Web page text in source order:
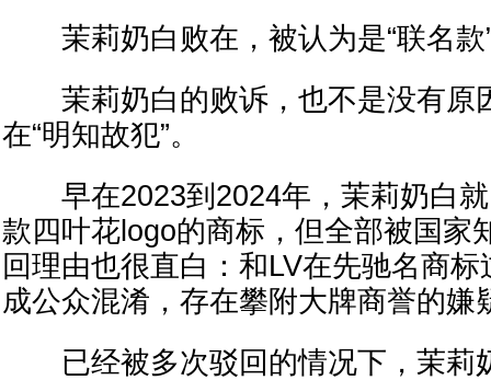
茉莉奶白败在，被认为是“联名款
茉莉奶白的败诉，也不是没有原
在“明知故犯”。
早在2023到2024年，茉莉奶白就
款四叶花logo的商标，但全部被国家
回理由也很直白：和LV在先驰名商
成公众混淆，存在攀附大牌商誉的嫌
已经被多次驳回的情况下，茉莉